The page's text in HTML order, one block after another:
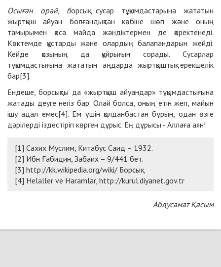
Осыған орай, борсық сусар тұқымдастарына жататын
жыртқыш айуан болғандықтан көбіне шөп және оның
тамырымен қоса майда жәндіктермен де қоректенеді.
Көктемде құстарды және олардың балапандарын жейді.
Кейде қозының да құйрығын сорады. Сусарлар
тұқымдастығына жататын аңдарда жыртқыштық ерекшелік
бар[3].
Ендеше, борсықты да «жыртқыш айуандар» тұқымдастығына
жатады деуге негіз бар. Олай болса, оның етін жеп, майын
ішу адал емес[4]. Ем үшін қолданбастан бұрын, одан өзге
дәрілерді іздестіріп көрген дұрыс. Ең дұрысы - Аллаға аян!
[1] Сахих Муслим, Китабус Саид – 1932.
[2] Ибн Ғабидин, Забаих – 9/441 бет.
[3] http://kk.wikipedia.org/wiki/ Борсық
[4] Helaller ve Haramlar, http://kurul.diyanet.gov.tr
Абдусамат Қасым